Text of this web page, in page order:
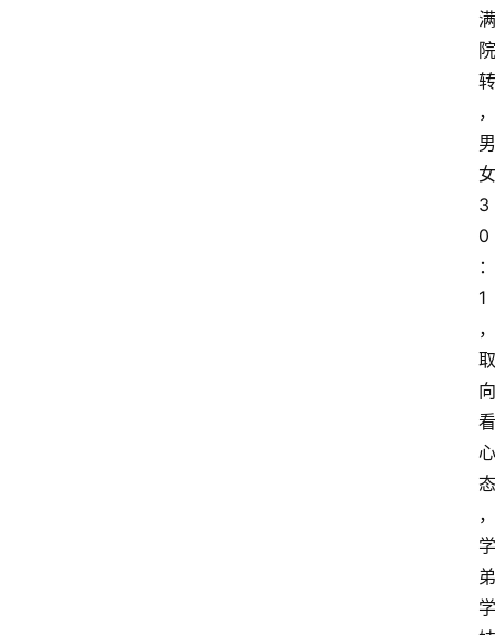
满
院
转
，
男
女
3
0
：
1
，
取
向
看
心
态
，
学
弟
学